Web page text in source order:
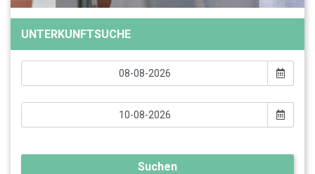
UNTERKUNFTSUCHE
Suchen